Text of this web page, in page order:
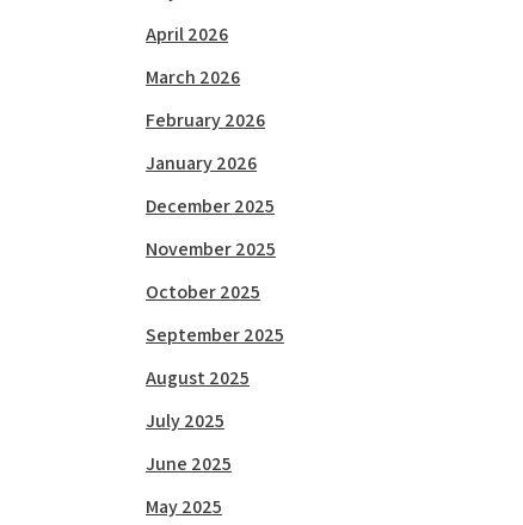
April 2026
March 2026
February 2026
January 2026
December 2025
November 2025
October 2025
September 2025
August 2025
July 2025
June 2025
May 2025